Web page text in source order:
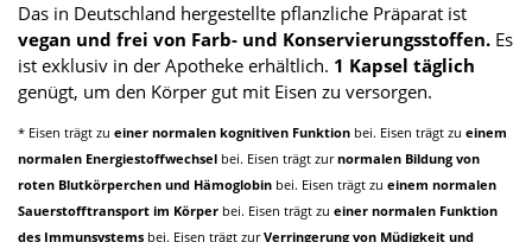
Das in Deutschland hergestellte pflanzliche Präparat ist
vegan und frei von Farb- und Konservierungsstoffen. Es
ist exklusiv in der Apotheke erhältlich. 1 Kapsel täglich
genügt, um den Körper gut mit Eisen zu versorgen.
* Eisen trägt zu einer normalen kognitiven Funktion bei. Eisen trägt zu einem
normalen Energiestoffwechsel bei. Eisen trägt zurnormalen Bildung von
roten Blutkörperchen und Hämoglobin bei. Eisen trägt zu einem normalen
Sauerstofftransport im Körper bei. Eisen trägt zu einer normalen Funktion
des Immunsystems bei. Eisen trägt zurVerringerung von Müdigkeit und